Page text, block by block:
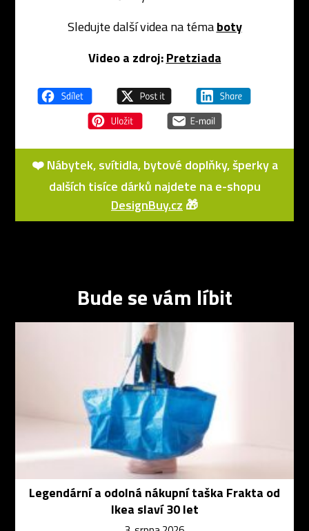
Sledujte další videa na témaboty
Video a zdroj: Pretziada
❤️ Nábytek, svítidla, bytové doplňky, šperky a
dalších tisíce dárků najdete na e-shopu
DesignBuy.cz 🎁
Bude se vám líbit
Legendární a odolná nákupní taška Frakta od
Ikea slaví 30 let